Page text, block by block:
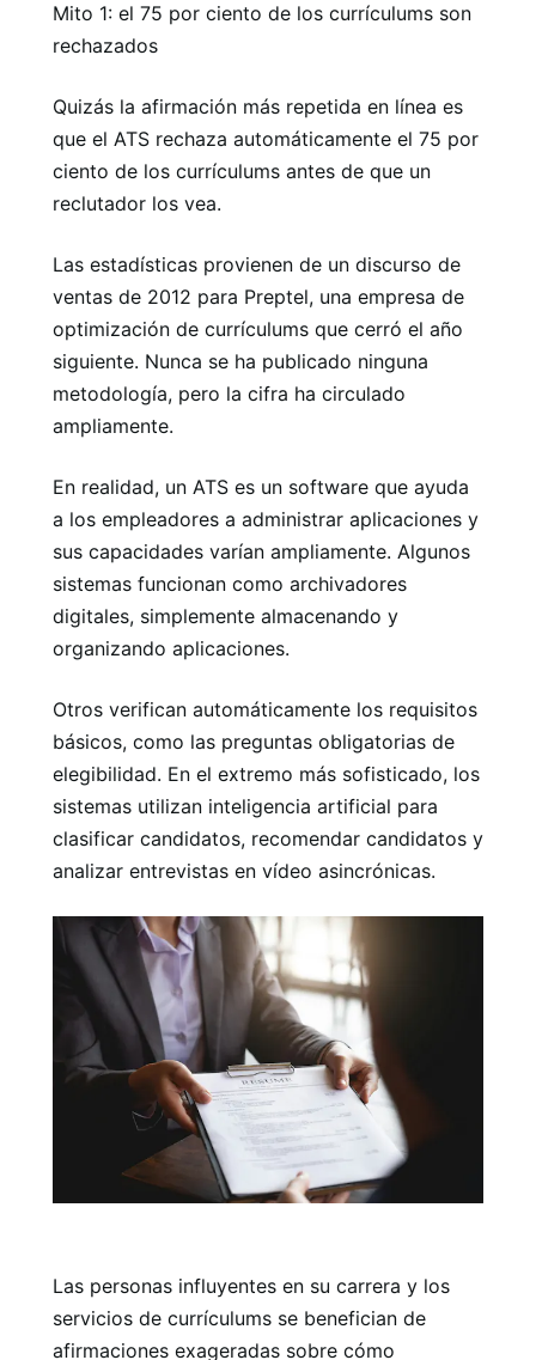
Mito 1: el 75 por ciento de los currículums son
rechazados
Quizás la afirmación más repetida en línea es
que el ATS rechaza automáticamente el 75 por
ciento de los currículums antes de que un
reclutador los vea.
Las estadísticas provienen de un discurso de
ventas de 2012 para Preptel, una empresa de
optimización de currículums que cerró el año
siguiente. Nunca se ha publicado ninguna
metodología, pero la cifra ha circulado
ampliamente.
En realidad, un ATS es un software que ayuda
a los empleadores a administrar aplicaciones y
sus capacidades varían ampliamente. Algunos
sistemas funcionan como archivadores
digitales, simplemente almacenando y
organizando aplicaciones.
Otros verifican automáticamente los requisitos
básicos, como las preguntas obligatorias de
elegibilidad. En el extremo más sofisticado, los
sistemas utilizan inteligencia artificial para
clasificar candidatos, recomendar candidatos y
analizar entrevistas en vídeo asincrónicas.
Las personas influyentes en su carrera y los
servicios de currículums se benefician de
afirmaciones exageradas sobre cómo